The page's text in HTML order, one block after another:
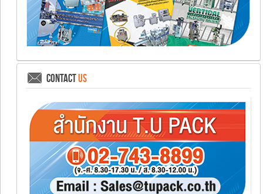
CONTACTUS